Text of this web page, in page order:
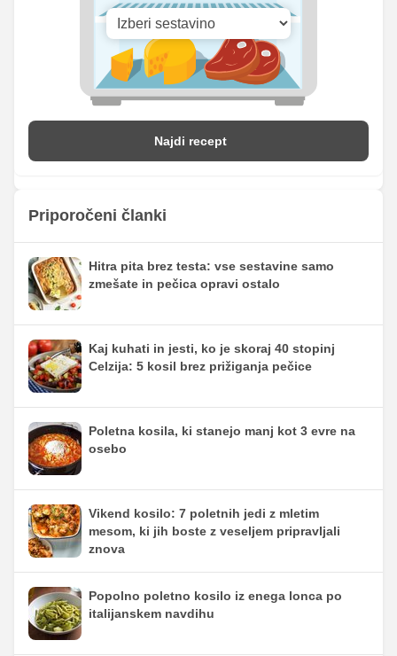
Najdi recept
Priporočeni članki
Hitra pita brez testa: vse sestavine samo
zmešate in pečica opravi ostalo
Kaj kuhati in jesti, ko je skoraj 40 stopinj
Celzija: 5 kosil brez prižiganja pečice
Poletna kosila, ki stanejo manj kot 3 evre na
osebo
Vikend kosilo: 7 poletnih jedi z mletim
mesom, ki jih boste z veseljem pripravljali
znova
Popolno poletno kosilo iz enega lonca po
italijanskem navdihu